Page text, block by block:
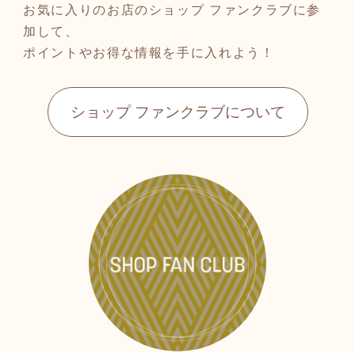
お気に入りのお店のショップ ファンクラブに参
加して、
ポイントやお得な情報を手に入れよう！
ショップ ファンクラブについて